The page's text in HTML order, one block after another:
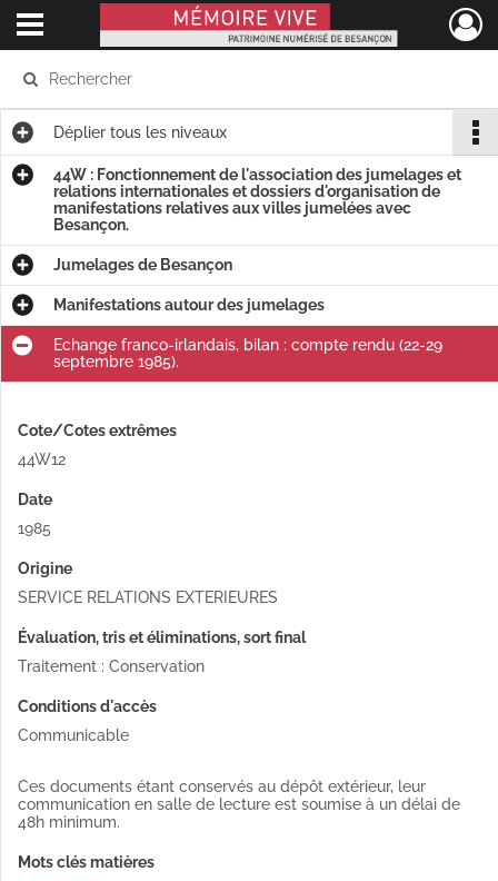
Mémoire Vive patrimoine numérisé de Besançon
Ouvrir le menu déroulant
Déplier tous les niveaux
44W : Fonctionnement de l'association des jumelages et
relations internationales et dossiers d'organisation de
manifestations relatives aux villes jumelées avec
Besançon.
Jumelages de Besançon
Manifestations autour des jumelages
Echange franco-irlandais, bilan : compte rendu (22-29
septembre 1985).
Cote/Cotes extrêmes
44W12
Date
1985
Origine
SERVICE RELATIONS EXTERIEURES
Évaluation, tris et éliminations, sort final
Traitement : Conservation
Conditions d'accès
Communicable
Ces documents étant conservés au dépôt extérieur, leur
communication en salle de lecture est soumise à un délai de
48h minimum.
Mots clés matières